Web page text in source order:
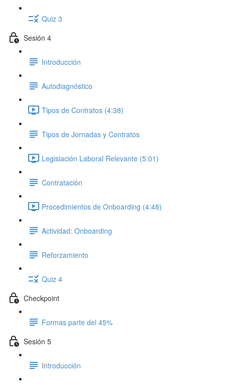
Quiz 3
Sesión 4
Introducción
Autodiagnóstico
Tipos de Contratos (4:38)
Tipos de Jornadas y Contratos
Legislación Laboral Relevante (5:01)
Contratación
Procedimientos de Onboarding (4:48)
Actividad: Onboarding
Reforzamiento
Quiz 4
Checkpoint
Formas parte del 45%
Sesión 5
Introducción